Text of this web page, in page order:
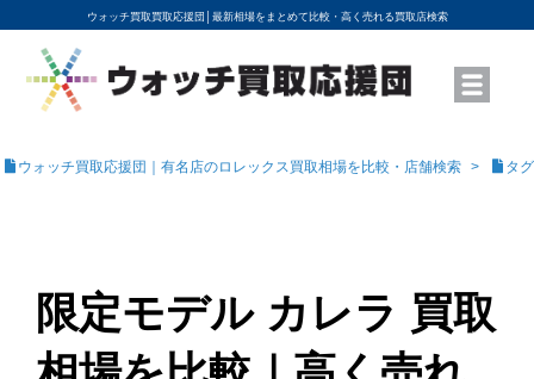
ウォッチ買取買取応援団│ 最新相場をまとめて比較・高く売れる買取店検索
YouTubeで動画を公開中
ROLEXモデル名から買取相場を調べる
高級時計ブランド名から買取相場を調べる
地域から買取店を探す
店舗名から買取店を探す
ブランド時計を高く売る方法
買取査定を依頼する
ウォッチ買取応援団｜有名店のロレックス買取相場を比較・店舗検索 タ
限定モデル カレラ 買取